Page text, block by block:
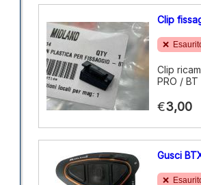
Clip
Clip
PRO /
€3,00
Gusci